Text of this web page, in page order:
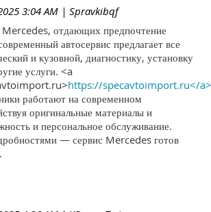
3:04 AM | Spravkibqf
Mercedes, отдающих предпочтение
автосервис предлагает все
и кузовной, диагностику, установку
услуги. <a
https://specavtoimport.ru</a>
работают на современном
оригинальные материалы и
и персональное обслуживание.
— сервис Mercedes готов